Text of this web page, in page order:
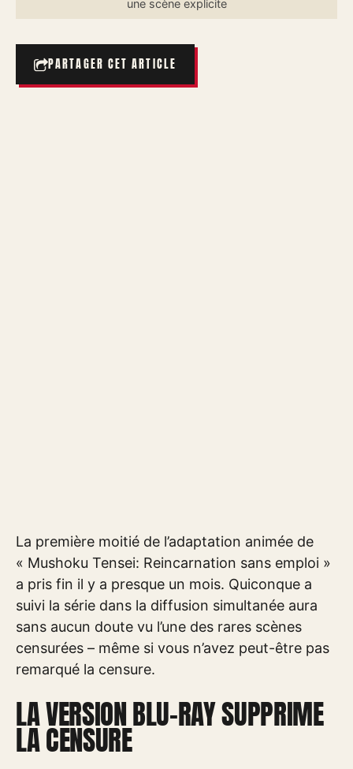
une scène explicite
PARTAGER CET ARTICLE
La première moitié de l’adaptation animée de
« Mushoku Tensei: Reincarnation sans emploi »
a pris fin il y a presque un mois. Quiconque a
suivi la série dans la diffusion simultanée aura
sans aucun doute vu l’une des rares scènes
censurées – même si vous n’avez peut-être pas
remarqué la censure.
LA VERSION BLU-RAY SUPPRIME
LA CENSURE